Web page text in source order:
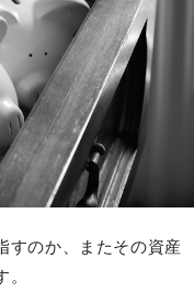
すのか、またその資産